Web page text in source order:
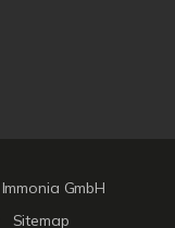
Immonia GmbH
Sitemap